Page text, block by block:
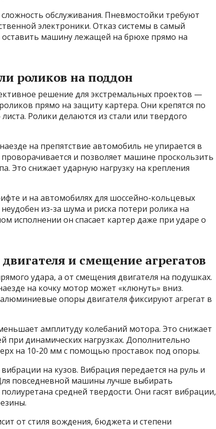
обслуживания. Пневмостойки требуют
электроники. Отказ системы в самый
машину лежащей на брюхе прямо на
роликов на поддон
решение для экстремальных проектов —
прямо на защиту картера. Они крепятся по
Ролики делаются из стали или твердого
на препятствие автомобиль не упирается в
и позволяет машине проскользить
Это снижает ударную нагрузку на крепления
и на автомобилях для шоссейно-кольцевых
из-за шума и риска потери ролика на
исполнении он спасает картер даже при ударе о
и смещение агрегатов
удара, а от смещения двигателя на подушках.
на кочку мотор может «клюнуть» вниз.
опоры двигателя фиксируют агрегат в
амплитуду колебаний мотора. Это снижает
при динамических нагрузках. Дополнительно
на 10-20 мм с помощью проставок под опоры.
на кузов. Вибрация передается на руль и
повседневной машины лучше выбирать
средней твердости. Они гасят вибрации,
от стиля вождения, бюджета и степени